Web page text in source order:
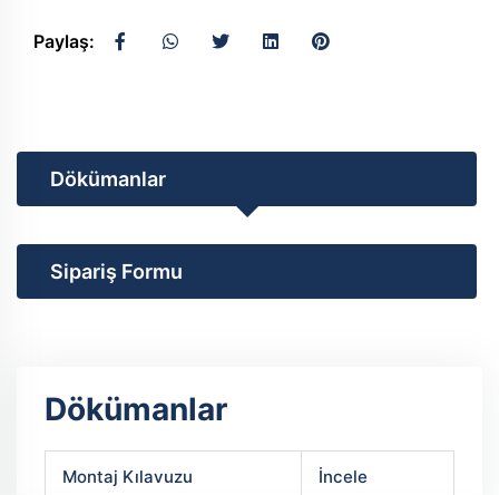
Paylaş:
Dökümanlar
Sipariş Formu
Dökümanlar
Montaj Kılavuzu İncele